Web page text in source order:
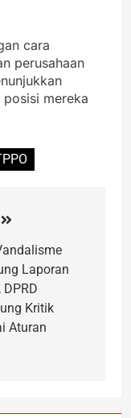
cara
perusahaan
mereka
Laporan
DPRD
Kritik
Aturan